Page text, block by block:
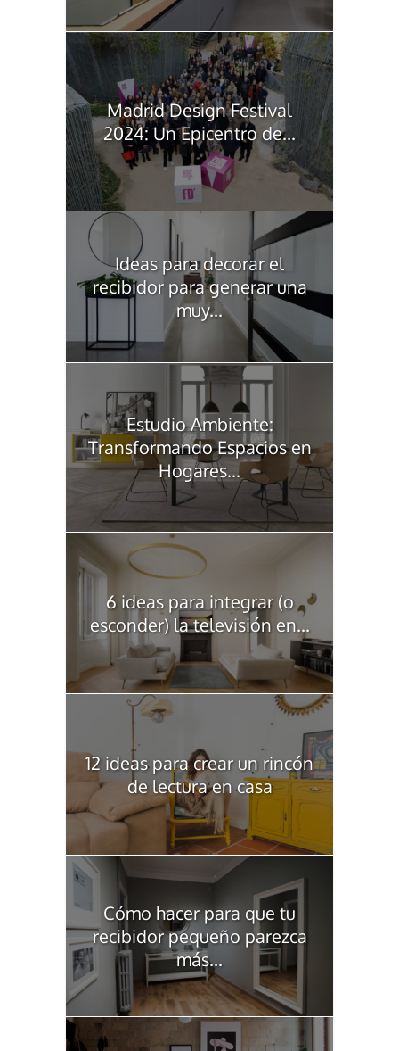
Madrid Design Festival
2024: Un Epicentro de...
Ideas para decorar el
recibidor para generar una
muy...
Estudio Ambiente:
Transformando Espacios en
Hogares...
6 ideas para integrar (o
esconder) la televisión en...
12 ideas para crear un rincón
de lectura en casa
Cómo hacer para que tu
recibidor pequeño parezca
más...